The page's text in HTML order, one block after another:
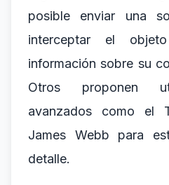
posible enviar una
interceptar el
información sobre su
Otros proponen
avanzados como el
James Webb para
detalle.